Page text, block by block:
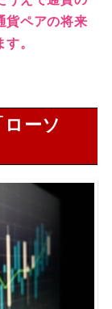
貨ペアの将来
。
ーソ